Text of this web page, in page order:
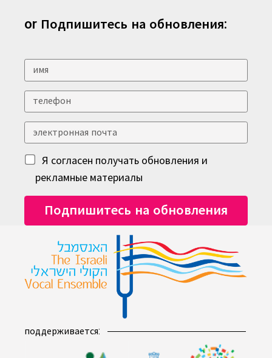
or Подпишитесь на обновления:
Я согласен получать обновления и
рекламные материалы
поддерживается: